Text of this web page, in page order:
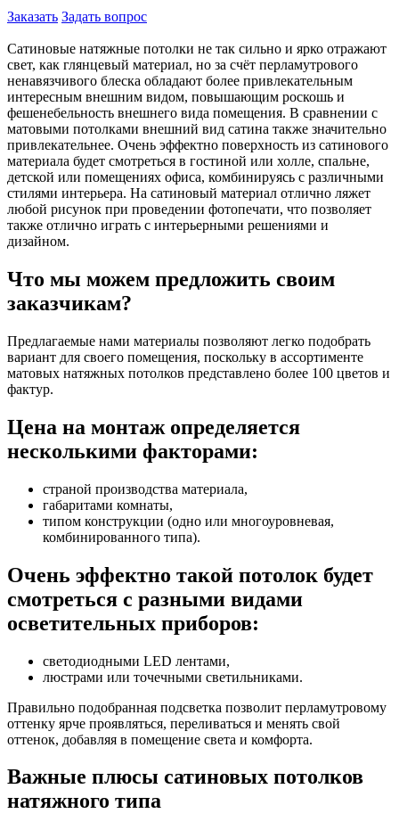
Заказать Задать вопрос
Сатиновые натяжные потолки не так сильно и ярко отражают
свет, как глянцевый материал, но за счёт перламутрового
ненавязчивого блеска обладают более привлекательным
интересным внешним видом, повышающим роскошь и
фешенебельность внешнего вида помещения. В сравнении с
матовыми потолками внешний вид сатина также значительно
привлекательнее. Очень эффектно поверхность из сатинового
материала будет смотреться в гостиной или холле, спальне,
детской или помещениях офиса, комбинируясь с различными
стилями интерьера. На сатиновый материал отлично ляжет
любой рисунок при проведении фотопечати, что позволяет
также отлично играть с интерьерными решениями и
дизайном.
Что мы можем предложить своим
заказчикам?
Предлагаемые нами материалы позволяют легко подобрать
вариант для своего помещения, поскольку в ассортименте
матовых натяжных потолков представлено более 100 цветов и
фактур.
Цена на монтаж определяется
несколькими факторами:
страной производства материала,
габаритами комнаты,
типом конструкции (одно или многоуровневая,
комбинированного типа).
Очень эффектно такой потолок будет
смотреться с разными видами
осветительных приборов:
светодиодными LED лентами,
люстрами или точечными светильниками.
Правильно подобранная подсветка позволит перламутровому
оттенку ярче проявляться, переливаться и менять свой
оттенок, добавляя в помещение света и комфорта.
Важные плюсы сатиновых потолков
натяжного типа